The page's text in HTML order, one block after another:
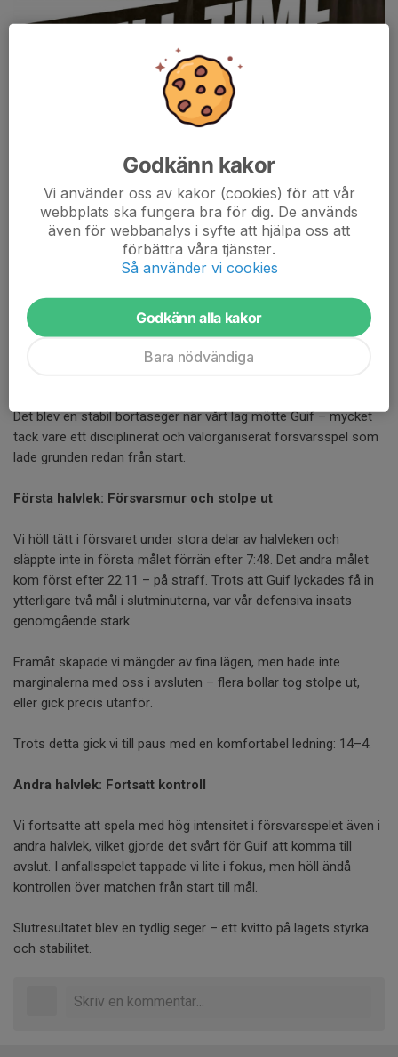
Det blev en stabil bortaseger när vårt lag mötte Guif – mycket
tack vare ett disciplinerat och välorganiserat försvarsspel som
lade grunden redan från start.
Första halvlek: Försvarsmur och stolpe ut
Vi höll tätt i försvaret under stora delar av halvleken och
släppte inte in första målet förrän efter 7:48. Det andra målet
kom först efter 22:11 – på straff. Trots att Guif lyckades få in
ytterligare två mål i slutminuterna, var vår defensiva insats
genomgående stark.
Framåt skapade vi mängder av fina lägen, men hade inte
marginalerna med oss i avsluten – flera bollar tog stolpe ut,
eller gick precis utanför.
Trots detta gick vi till paus med en komfortabel ledning: 14–4.
Andra halvlek: Fortsatt kontroll
Vi fortsatte att spela med hög intensitet i försvarsspelet även i
andra halvlek, vilket gjorde det svårt för Guif att komma till
avslut. I anfallsspelet tappade vi lite i fokus, men höll ändå
kontrollen över matchen från start till mål.
Slutresultatet blev en tydlig seger – ett kvitto på lagets styrka
och stabilitet.
Godkänn kakor
Vi använder oss av kakor (cookies) för att vår
webbplats ska fungera bra för dig. De används
även för webbanalys i syfte att hjälpa oss att
förbättra våra tjänster.
Så använder vi cookies
Godkänn alla kakor
Bara nödvändiga